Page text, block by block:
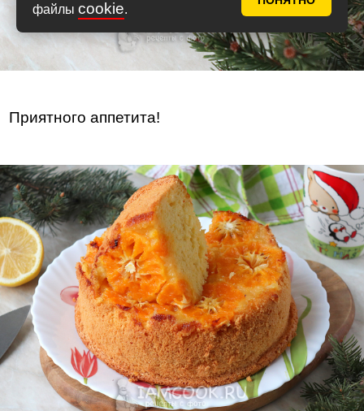
файлы cookie.
Приятного аппетита!